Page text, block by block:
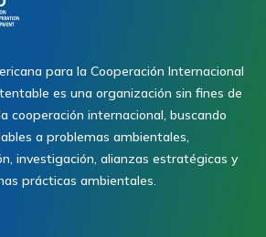
para la Cooperación Internacional
es una organización sin fines de
cooperación internacional, buscando
a problemas ambientales,
investigación, alianzas estratégicas y
prácticas ambientales.